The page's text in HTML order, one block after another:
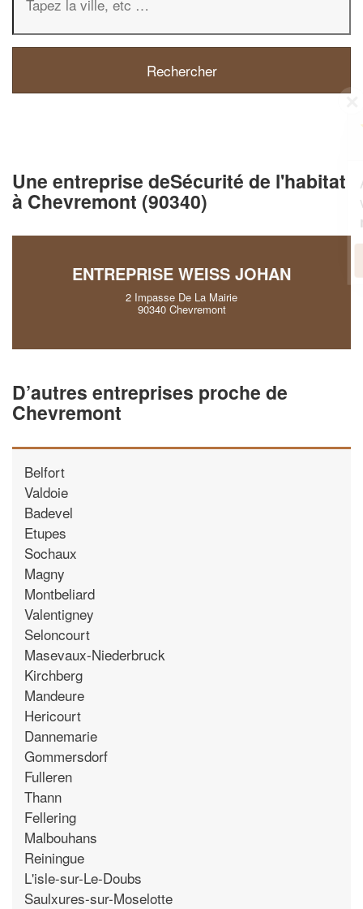
Une entreprise deSécurité de l'habitat
à Chevremont (90340)
ENTREPRISE WEISS JOHAN
2 Impasse De La Mairie
90340 Chevremont
D’autres entreprises proche de
Chevremont
Belfort
Valdoie
Badevel
Etupes
Sochaux
Magny
Montbeliard
Valentigney
Seloncourt
Masevaux-Niederbruck
Kirchberg
Mandeure
Hericourt
Dannemarie
Gommersdorf
Fulleren
Thann
Fellering
Malbouhans
Reiningue
L'isle-sur-Le-Doubs
Saulxures-sur-Moselotte
✕
Augmentez votrechiffre d'affaireset
vosmargestout en gagnant de